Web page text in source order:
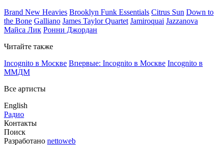
Brand New Heavies Brooklyn Funk Essentials Citrus Sun Down to
the Bone Galliano James Taylor Quartet Jamiroquai Jazzanova
Майса Лик Ронни Джордан
Читайте также
Incognito в Москве Впервые: Incognito в Москве Incognito в
ММДМ
Все артисты
English
Радио
Контакты
Поиск
Разработано nettoweb